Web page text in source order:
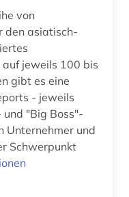
von
den asiatisch-
jeweils 100 bis
gibt es eine
- jeweils
"Big Boss"-
Unternehmer und
Schwerpunkt